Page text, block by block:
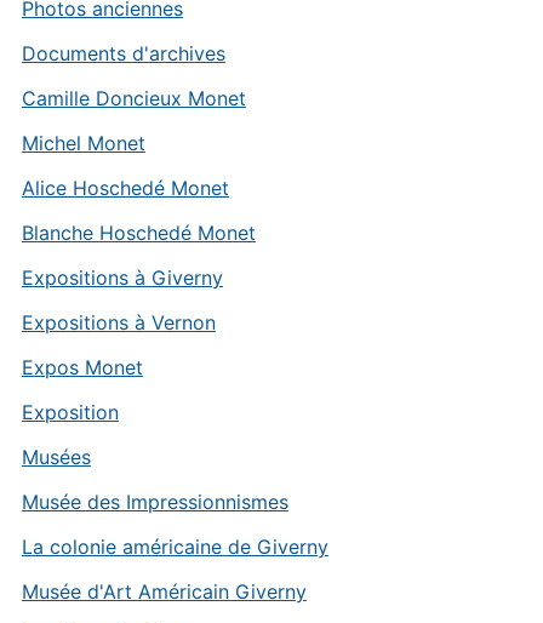
Photos anciennes
Documents d'archives
Camille Doncieux Monet
Michel Monet
Alice Hoschedé Monet
Blanche Hoschedé Monet
Expositions à Giverny
Expositions à Vernon
Expos Monet
Exposition
Musées
Musée des Impressionnismes
La colonie américaine de Giverny
Musée d'Art Américain Giverny